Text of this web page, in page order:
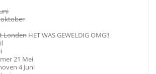
oktober
Londen HET WAS GEWELDIG OMG!!
21 Mei
4 Juni